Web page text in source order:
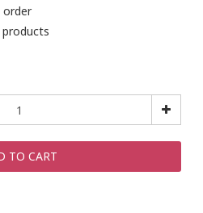
order
products
TO CART